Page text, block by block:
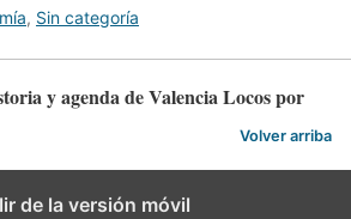
, Sin categoría
y agenda de Valencia Locos por
Volver arriba
de la versión móvil